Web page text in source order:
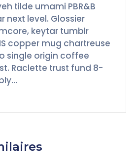
tilde umami PBR&B
next level. Glossier
keytar tumblr
copper mug chartreuse
single origin coffee
Raclette trust fund 8-